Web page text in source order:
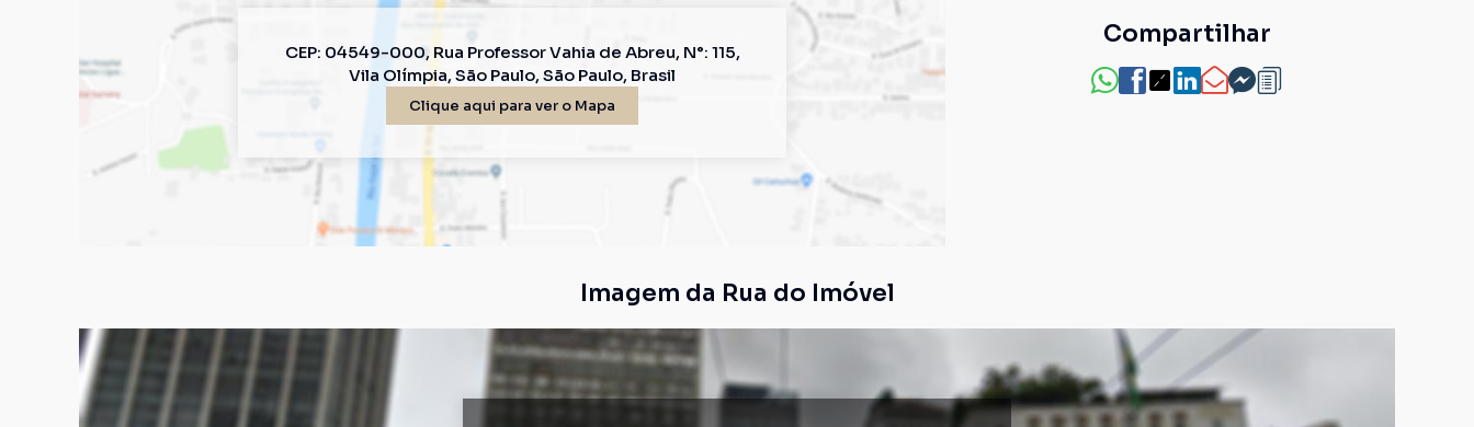
CEP: 04549-000, Rua Professor Vahia de Abreu, N°: 115,
Vila Olímpia, São Paulo, São Paulo, Brasil
Clique aqui para ver o Mapa
Compartilhar
Imagem da Rua do Imóvel